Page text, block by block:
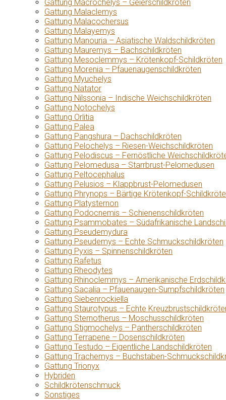
Gattung Macrochelys – Geierschildkröten
Gattung Malaclemys
Gattung Malacochersus
Gattung Malayemys
Gattung Manouria – Asiatische Waldschildkröten
Gattung Mauremys – Bachschildkröten
Gattung Mesoclemmys – Krötenkopf-Schildkröten
Gattung Morenia – Pfauenaugenschildkröten
Gattung Myuchelys
Gattung Natator
Gattung Nilssonia – Indische Weichschildkröten
Gattung Notochelys
Gattung Orlitia
Gattung Palea
Gattung Pangshura – Dachschildkröten
Gattung Pelochelys – Riesen-Weichschildkröten
Gattung Pelodiscus – Fernöstliche
Gattung Pelomedusa – Starrbrust-Pelomedusen
Gattung Peltocephalus
Gattung Pelusios – Klappbrust-Pelomedusen
Gattung Phrynops – Bärtige Krötenkopf-
Gattung Platysternon
Gattung Podocnemis – Schienenschildkröten
Gattung Psammobates – Südafrikanische
Gattung Pseudemydura
Gattung Pseudemys – Echte Schmuckschildkröten
Gattung Pyxis – Spinnenschildkröten
Gattung Rafetus
Gattung Rheodytes
Gattung Rhinoclemmys – Amerikanische
Gattung Sacalia – Pfauenaugen-Sumpfschildkröten
Gattung Siebenrockiella
Gattung Staurotypus – Echte
Gattung Sternotherus – Moschusschildkröten
Gattung Stigmochelys – Pantherschildkröten
Gattung Terrapene – Dosenschildkröten
Gattung Testudo – Eigentliche Landschildkröten
Gattung Trachemys – Buchstaben-
Gattung Trionyx
Hybriden
Schildkrötenschmuck
Sonstiges